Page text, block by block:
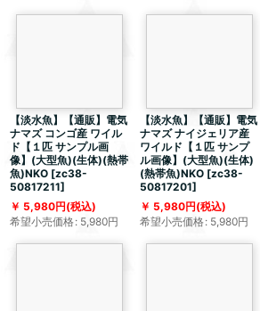
【淡水魚】【通販】電気
ナマズ コンゴ産 ワイル
ド【１匹 サンプル画
像】(大型魚)(生体)(熱帯
魚)NKO [zc38-
50817211]
5,980円(税込)
希望小売価格: 5,980円
【淡水魚】【通販】電気
ナマズ ナイジェリア産
ワイルド【１匹 サンプ
ル画像】(大型魚)(生体)
(熱帯魚)NKO [zc38-
50817201]
5,980円(税込)
希望小売価格: 5,980円